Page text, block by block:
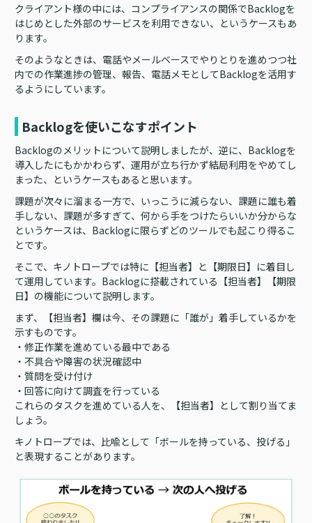
クライアント様の中には、コンプライアンスの関係でBacklogを
はじめとした外部のサービスを利用できない、というケースもあ
ります。
そのようなときは、電話やメールベースでやりとりを進めつつ社
内での作業進捗の管理、報告、電話メモとしてBacklogを活用す
るようにしています。
Backlogを使いこなすポイント
Backlogのメリットについて説明しましたが、逆に、Backlogを
導入したにもかかわらず、運用が立ち行かず結局利用をやめてし
まった、というケースもあると思います。
課題が次々に溜まる一方で、いっこうに減らない、課題に誰も着
手しない、課題が多すぎて、何から手をつけたらいいか分からな
というケースは、Backlogに限らずどのツールでも起こり得るこ
とです。
そこで、キノトロープでは特に【担当者】と【期限日】に着目し
て運用しています。Backlogに搭載されている【担当者】【期限
日】の機能について説明します。
まず、【担当者】欄は今、その課題に「誰が」着手しているかを
示すものです。
・修正作業を進めている最中である
・不具合や障害の状況確認中
・質問を受け付け
・回答に向けて調査を行っている
これらのタスクを進めている人を、【担当者】として割り当てま
しょう。
キノトロープでは、比喩として「ボールを持っている、投げる」
と表現することがあります。